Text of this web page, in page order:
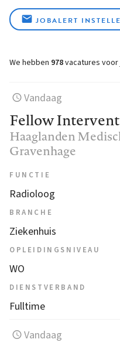
JOBALERT
We hebben 978vacatures
Vandaag
Fellow
Haaglanden
Gravenhage
FUNCTIE
Radioloog
BRANCHE
Ziekenhuis
OPLEIDINGSNIVEAU
WO
DIENSTVERBAND
Fulltime
Vandaag